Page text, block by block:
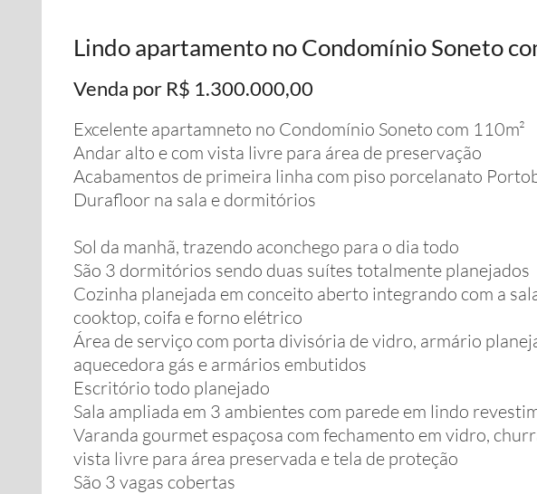
Lindo apartamento no Condomínio Soneto
Venda por R$ 1.300.000,00
Excelente apartamneto no Condomínio Soneto com 110m²
Andar alto e com vista livre para área de preservação
Acabamentos de primeira linha com piso porcelanato
Durafloor na sala e dormitórios
Sol da manhã, trazendo aconchego para o dia todo
São 3 dormitórios sendo duas suítes totalmente planejados
Cozinha planejada em conceito aberto integrando com a
cooktop, coifa e forno elétrico
Área de serviço com porta divisória de vidro, armário
aquecedora gás e armários embutidos
Escritório todo planejado
Sala ampliada em 3 ambientes com parede em lindo
Varanda gourmet espaçosa com fechamento em vidro,
vista livre para área preservada e tela de proteção
São 3 vagas cobertas